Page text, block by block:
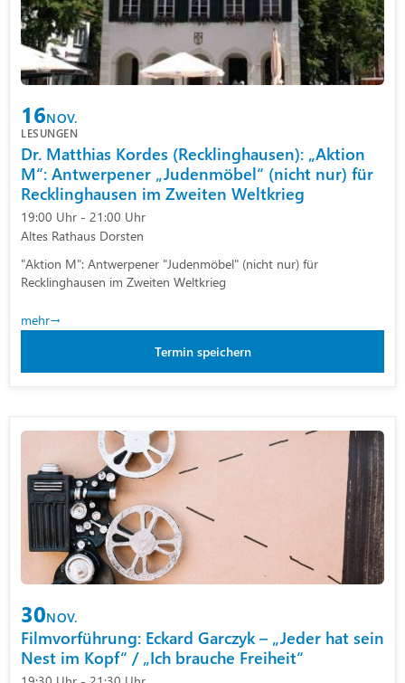
16NOV.
LESUNGEN
Dr. Matthias Kordes (Recklinghausen): „Aktion
M“: Antwerpener „Judenmöbel“ (nicht nur) für
Recklinghausen im Zweiten Weltkrieg
19:00 Uhr - 21:00 Uhr
Altes Rathaus Dorsten
"Aktion M": Antwerpener "Judenmöbel" (nicht nur) für
Recklinghausen im Zweiten Weltkrieg
mehr
Termin speichern
30NOV.
Filmvorführung: Eckard Garczyk – „Jeder hat sein
Nest im Kopf“ / „Ich brauche Freiheit“